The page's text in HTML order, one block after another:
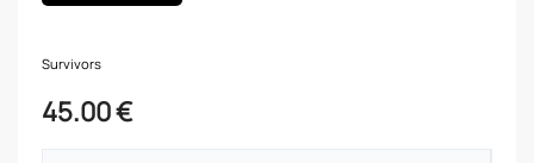
Survivors
45.00€